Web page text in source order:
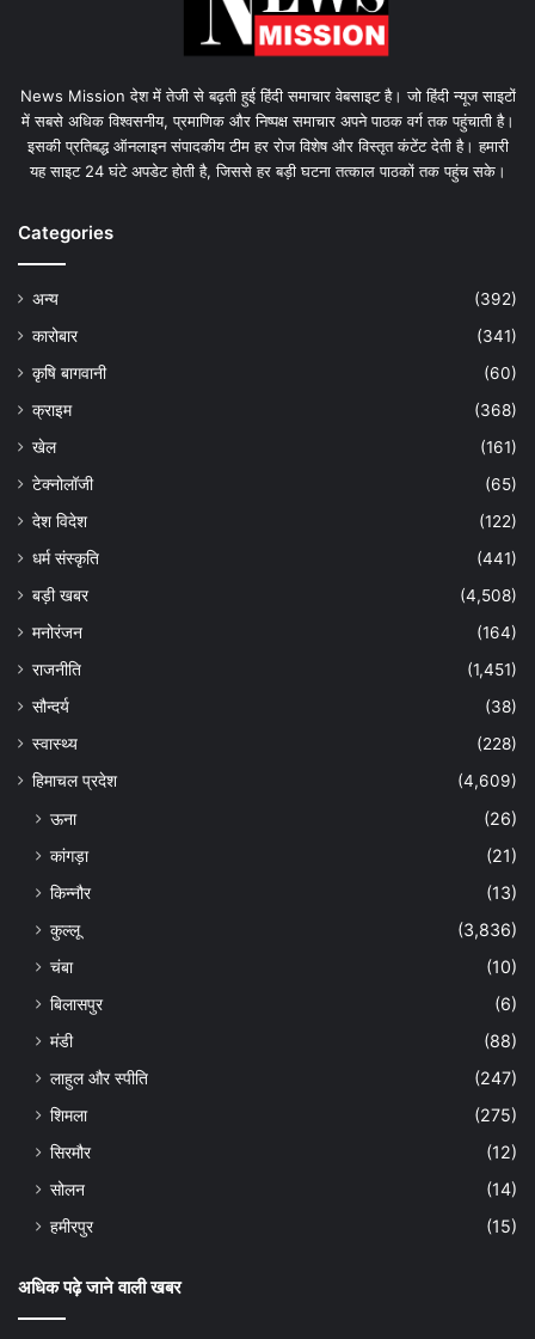
News Mission देश में तेजी से बढ़ती हुई हिंदी समाचार वेबसाइट है। जो हिंदी न्यूज साइटों
में सबसे अधिक विश्वसनीय, प्रमाणिक और निष्पक्ष समाचार अपने पाठक वर्ग तक पहुंचाती है।
इसकी प्रतिबद्ध ऑनलाइन संपादकीय टीम हर रोज विशेष और विस्तृत कंटेंट देती है। हमारी
यह साइट 24 घंटे अपडेट होती है, जिससे हर बड़ी घटना तत्काल पाठकों तक पहुंच सके।
Categories
अन्य
(392)
कारोबार
(341)
कृषि बागवानी
(60)
क्राइम
(368)
खेल
(161)
टेक्नोलॉजी
(65)
देश विदेश
(122)
धर्म संस्कृति
(441)
बड़ी खबर
(4,508)
मनोरंजन
(164)
राजनीति
(1,451)
सौन्दर्य
(38)
स्वास्थ्य
(228)
हिमाचल प्रदेश
(4,609)
ऊना
(26)
कांगड़ा
(21)
किन्नौर
(13)
कुल्लू
(3,836)
चंबा
(10)
बिलासपुर
(6)
मंडी
(88)
लाहुल और स्पीति
(247)
शिमला
(275)
सिरमौर
(12)
सोलन
(14)
हमीरपुर
(15)
अधिक पढ़े जाने वाली खबर